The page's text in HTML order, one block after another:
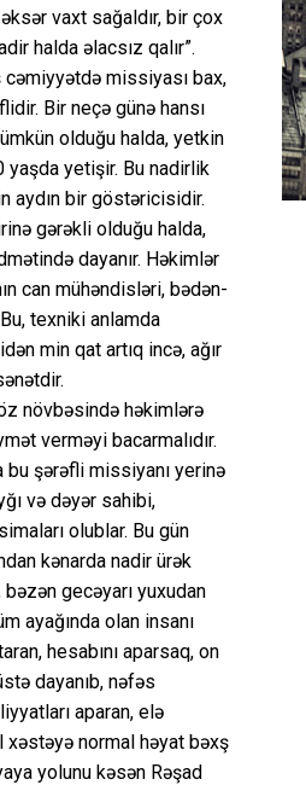
vaxt sağaldır, bir çox
halda əlacsız qalır”.
missiyası bax,
Bir neçə günə hansı
olduğu halda, yetkin
yaşda yetişir. Bu nadirlik
aydın bir göstəricisidir.
gərəkli olduğu halda,
dayanır. Həkimlər
can mühəndisləri, bədən-
texniki anlamda
min qat artıq incə, ağır
növbəsində həkimlərə
verməyi bacarmalıdır.
bu şərəfli missiyanı yerinə
və dəyər sahibi,
olublar. Bu gün
kənarda nadir ürək
bəzən gecəyarı yuxudan
ayağında olan insanı
hesabını aparsaq, on
dayanıb, nəfəs
aparan, elə
xəstəyə normal həyat bəxş
yolunu kəsən Rəşad